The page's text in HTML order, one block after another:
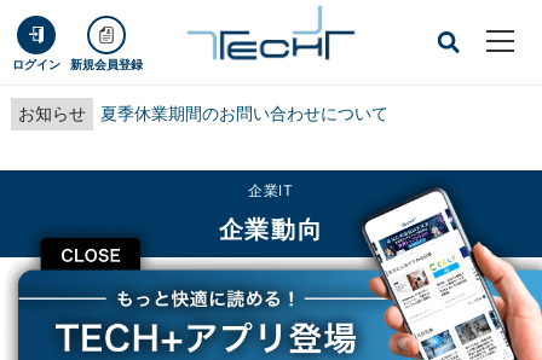
ログイン 新規会員登録
お知らせ 夏季休業期間のお問い合わせについて
CLOSE
企業IT
企業動向
TECH+ 企業IT
企業動向
キリバ、日本企業の海外進出支援を目指し横浜銀行と連携